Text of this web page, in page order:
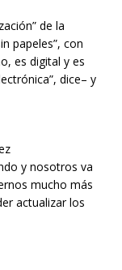
de la
papeles”, con
es digital y es
dice– y
y nosotros va
mucho más
actualizar los